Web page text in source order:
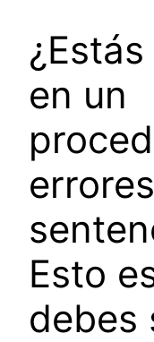
en un
Esto
debes